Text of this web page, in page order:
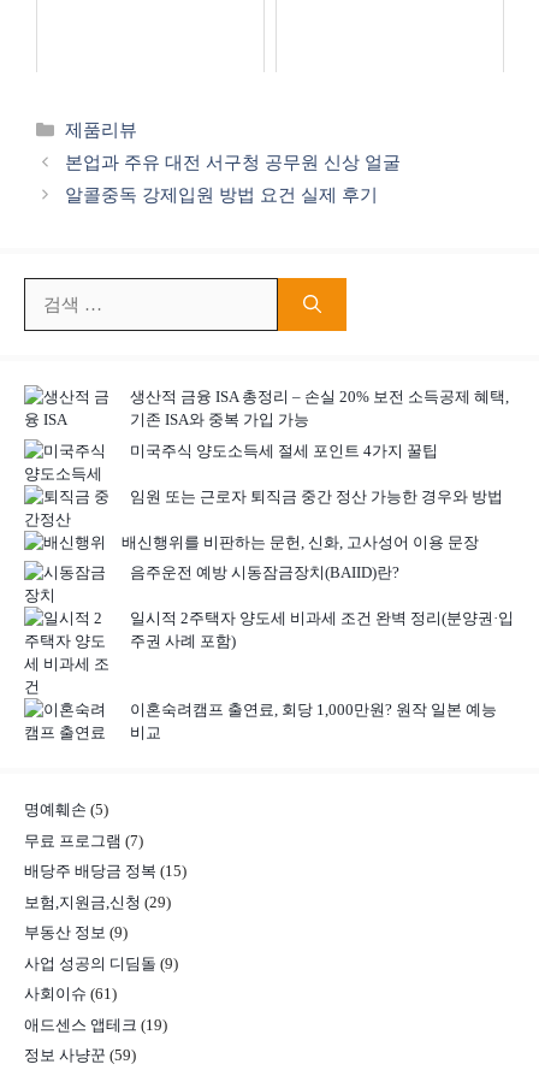
카
테
리
제품리뷰
본업과 주유 대전 서구청 공무원 신상 얼굴
알콜중독 강제입원 방법 요건 실제 후기
생산적 금융 ISA 총정리 – 손실 20% 보전 소득공제 혜택,
기존 ISA와 중복 가입 가능
미국주식 양도소득세 절세 포인트 4가지 꿀팁
임원 또는 근로자 퇴직금 중간 정산 가능한 경우와 방법
배신행위를 비판하는 문헌, 신화, 고사성어 이용 문장
음주운전 예방 시동잠금장치(BAIID)란?
일시적 2주택자 양도세 비과세 조건 완벽 정리(분양권·입
주권 사례 포함)
이혼숙려캠프 출연료, 회당 1,000만원? 원작 일본 예능
비교
명예훼손 (5)
무료 프로그램 (7)
배당주 배당금 정복 (15)
보험,지원금,신청 (29)
부동산 정보 (9)
사업 성공의 디딤돌 (9)
사회이슈 (61)
애드센스 앱테크 (19)
정보 사냥꾼 (59)